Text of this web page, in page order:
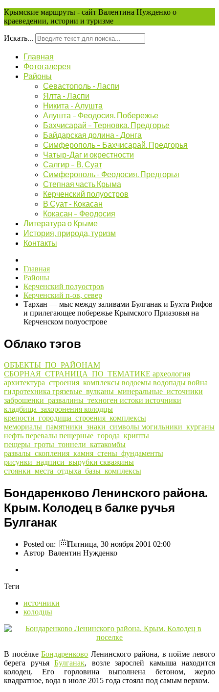
Крымские маршруты - сайт Валентина Нужденко о
краеведении, истории и туризме
Искать...
Главная
Фотогалерея
Районы
Севастополь - Ласпи
Ялта - Ласпи
Никита - Алушта
Алушта – Феодосия. Побережье
Бахчисарай – Терновка. Предгорье
Байдарская долина - Донга
Симферополь – Бахчисарай. Предгорья
Чатыр-Даг и окрестности
Салгир – В. Суат
Симферополь - Феодосия. Предгорья
Степная часть Крыма
Керченский полуостров
В Суат - Кокасан
Кокасан – Феодосия
Литература о Крыме
История, природа, туризм
Контакты
Главная
Районы
Керченский полуостров
Керченский п-ов, север
Тархан — мыс между заливами Булганак и Бухта Рифов
и прилегающее побережье Крымского Приазовья на
Керченском полуострове
Облако тэгов
ОБЪЕКТЫ_ПО_РАЙОНАМ
СБОРНАЯ_СТРАНИЦА_ПО_ТЕМАТИКЕ археология
архитектура_строения_комплексы водоемы водопады война
гидротехника грязевые_вулканы_минеральные_источники
заброшенки_развалины_техноген истоки источники
кладбища_захоронения колодцы
крепости_городища_строения_комплексы
мемориалы_памятники_знаки_символы могильники_курганы
нефть перевалы пещерные_города_крипты
пещеры_гроты_тоннели_катакомбы
развалы_скопления_камня_стены_фундаменты
рисунки_надписи_вырубки скважины
стоянки_места_отдыха_базы_комплексы
Бондаренково Ленинского района.
Крым. Колодец в балке ручья
Булганак
Posted on:
Пятница, 30 ноября 2001 02:00
Автор Валентин Нужденко
Теги
источники
колодцы
В посёлкеБондаренково Ленинского района, в пойме левого
берега ручья Булганак, возле зарослей камыша находится
колодец. Его горловина выполнена бетоном, жерло
квадратное, вода в июле 2015 года стояла под самым верхом.